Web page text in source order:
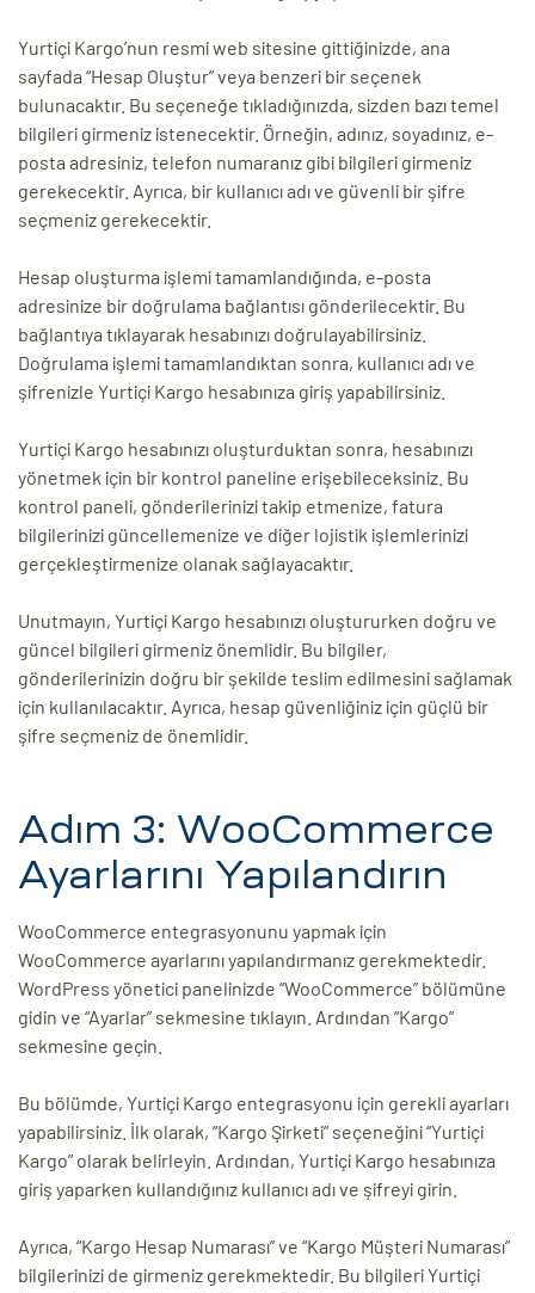
Yurtiçi Kargo’nun resmi web sitesine gittiğinizde, ana
sayfada “Hesap Oluştur” veya benzeri bir seçenek
bulunacaktır. Bu seçeneğe tıkladığınızda, sizden bazı temel
bilgileri girmeniz istenecektir. Örneğin, adınız, soyadınız, e-
posta adresiniz, telefon numaranız gibi bilgileri girmeniz
gerekecektir. Ayrıca, bir kullanıcı adı ve güvenli bir şifre
seçmeniz gerekecektir.
Hesap oluşturma işlemi tamamlandığında, e-posta
adresinize bir doğrulama bağlantısı gönderilecektir. Bu
bağlantıya tıklayarak hesabınızı doğrulayabilirsiniz.
Doğrulama işlemi tamamlandıktan sonra, kullanıcı adı ve
şifrenizle Yurtiçi Kargo hesabınıza giriş yapabilirsiniz.
Yurtiçi Kargo hesabınızı oluşturduktan sonra, hesabınızı
yönetmek için bir kontrol paneline erişebileceksiniz. Bu
kontrol paneli, gönderilerinizi takip etmenize, fatura
bilgilerinizi güncellemenize ve diğer lojistik işlemlerinizi
gerçekleştirmenize olanak sağlayacaktır.
Unutmayın, Yurtiçi Kargo hesabınızı oluştururken doğru ve
güncel bilgileri girmeniz önemlidir. Bu bilgiler,
gönderilerinizin doğru bir şekilde teslim edilmesini sağlamak
için kullanılacaktır. Ayrıca, hesap güvenliğiniz için güçlü bir
şifre seçmeniz de önemlidir.
Adım 3: WooCommerce
Ayarlarını Yapılandırın
WooCommerce entegrasyonunu yapmak için
WooCommerce ayarlarını yapılandırmanız gerekmektedir.
WordPress yönetici panelinizde “WooCommerce” bölümüne
gidin ve “Ayarlar” sekmesine tıklayın. Ardından “Kargo”
sekmesine geçin.
Bu bölümde, Yurtiçi Kargo entegrasyonu için gerekli ayarları
yapabilirsiniz. İlk olarak, “Kargo Şirketi” seçeneğini “Yurtiçi
Kargo” olarak belirleyin. Ardından, Yurtiçi Kargo hesabınıza
giriş yaparken kullandığınız kullanıcı adı ve şifreyi girin.
Ayrıca, “Kargo Hesap Numarası” ve “Kargo Müşteri Numarası”
bilgilerinizi de girmeniz gerekmektedir. Bu bilgileri Yurtiçi